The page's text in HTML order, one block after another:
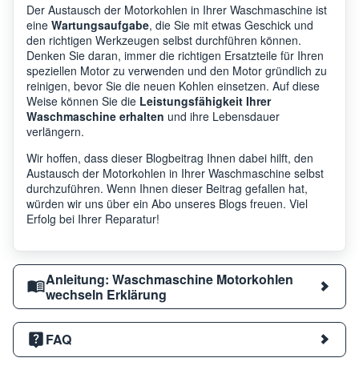
Der Austausch der Motorkohlen in Ihrer Waschmaschine ist
eine Wartungsaufgabe, die Sie mit etwas Geschick und
den richtigen Werkzeugen selbst durchführen können.
Denken Sie daran, immer die richtigen Ersatzteile für Ihren
speziellen Motor zu verwenden und den Motor gründlich zu
reinigen, bevor Sie die neuen Kohlen einsetzen. Auf diese
Weise können Sie die Leistungsfähigkeit Ihrer
Waschmaschine erhalten und ihre Lebensdauer
verlängern.
Wir hoffen, dass dieser Blogbeitrag Ihnen dabei hilft, den
Austausch der Motorkohlen in Ihrer Waschmaschine selbst
durchzuführen. Wenn Ihnen dieser Beitrag gefallen hat,
würden wir uns über ein Abo unseres Blogs freuen. Viel
Erfolg bei Ihrer Reparatur!
Anleitung: Waschmaschine Motorkohlen
wechseln Erklärung
FAQ